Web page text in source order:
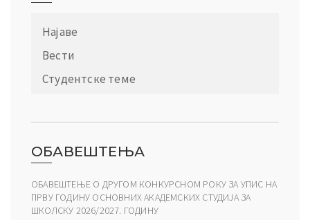
Најаве
Вести
Студентске теме
ОБАВЕШТЕЊА
ОБАВЕШТЕЊЕ О ДРУГОМ КОНКУРСНОМ РОКУ ЗА УПИС НА
ПРВУ ГОДИНУ ОСНОВНИХ АКАДЕМСКИХ СТУДИЈА ЗА
ШКОЛСКУ 2026/2027. ГОДИНУ